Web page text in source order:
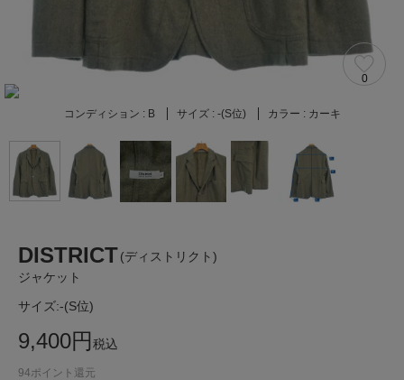
0
コンディション : B サイズ : -(S位) カラー : カーキ
DISTRICT(ディストリクト)
ジャケット
サイズ:-(S位)
9,400円税込
94ポイント還元